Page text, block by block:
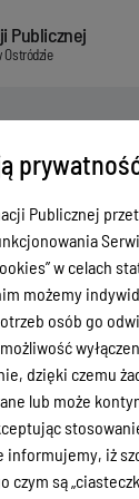
mienia
Publicznej
Ostródzie
mienia
z
Publicznej
w celach
możemy
osób go
dzięki czemu
lub może
informujemy, iż
są